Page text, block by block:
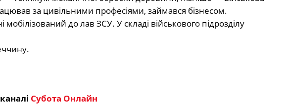
за цивільними професіями, займався бізнесом.
до лав ЗСУ. У складі військового підрозділу
Субота Онлайн